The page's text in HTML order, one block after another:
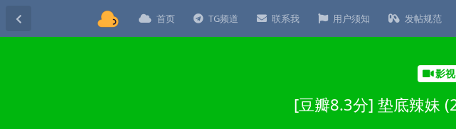
首页 TG频道 联系我 用户须知 发帖规范
影视
[豆瓣8.3分] 垫底辣妹